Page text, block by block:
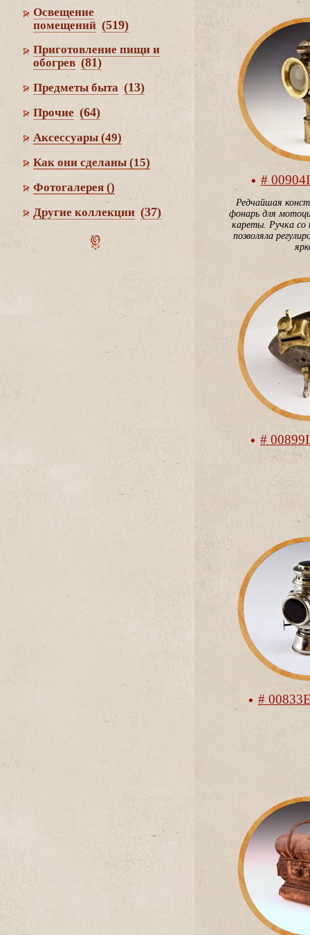
Освещение
помещений (519)
Приготовление пищи и
обогре (81)
Предметы быта (13)
Прочие (64)
Аксессуары (49)
Как они сделаны (15)
Фотогалерея ()
Другие коллекции (37)
#
Редчайшая
фонарь для
кареты. Ручка со
позволяла
#
#